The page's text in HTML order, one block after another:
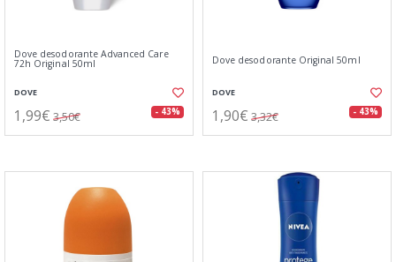
Dove desodorante Advanced Care
72h Original 50ml
DOVE
1,99€ 3,50€ - 43%
Dove desodorante Original 50ml
DOVE
1,90€ 3,32€ - 43%